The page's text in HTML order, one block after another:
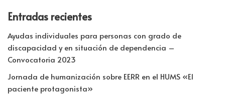
Entradas recientes
Ayudas individuales para personas con grado de
discapacidad y en situación de dependencia –
Convocatoria 2023
Jornada de humanización sobre EERR en el HUMS «El
paciente protagonista»